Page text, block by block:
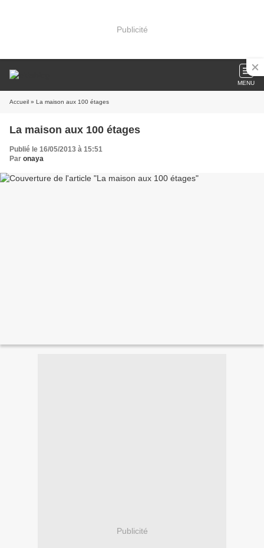
Publicité
MENU
Accueil » La maison aux 100 étages
La maison aux 100 étages
Publié le 16/05/2013 à 15:51
Par onaya
Publicité